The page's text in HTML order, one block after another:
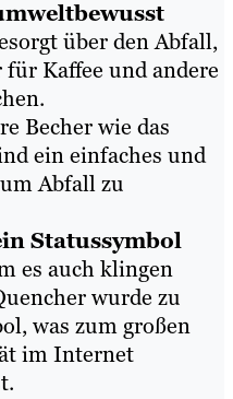
über den Abfall,
Kaffee und andere
Becher wie das
ein einfaches und
Abfall zu
Statussymbol
es auch klingen
wurde zu
was zum großen
im Internet